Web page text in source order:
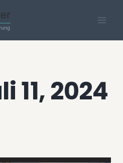
11, 2024